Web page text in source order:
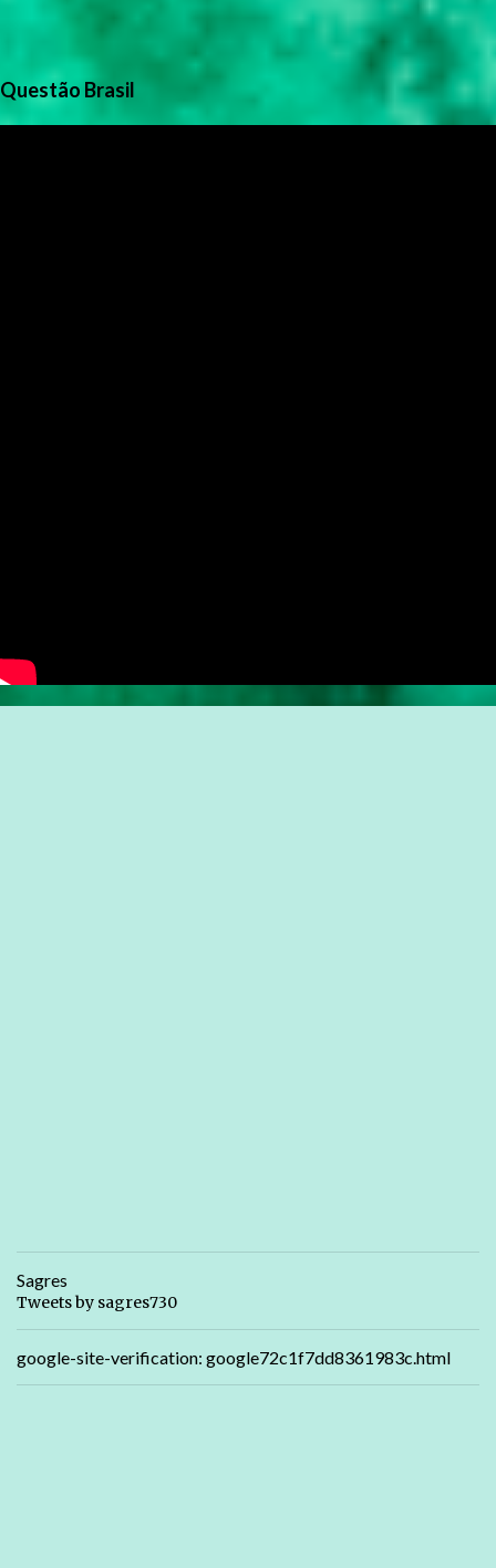
Questão Brasil
Sagres
Tweets by sagres730
google-site-verification: google72c1f7dd8361983c.html